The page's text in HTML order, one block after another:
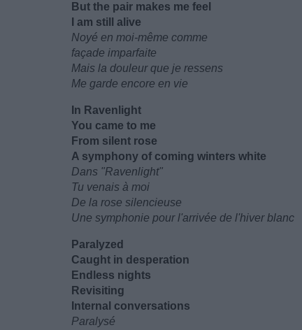
But the pair makes me feel
I am still alive
Noyé en moi-même comme
façade imparfaite
Mais la douleur que je ressens
Me garde encore en vie
In Ravenlight
You came to me
From silent rose
A symphony of coming winters white
Dans "Ravenlight"
Tu venais à moi
De la rose silencieuse
Une symphonie pour l'arrivée de l'hiver blanc
Paralyzed
Caught in desperation
Endless nights
Revisiting
Internal conversations
Paralysé